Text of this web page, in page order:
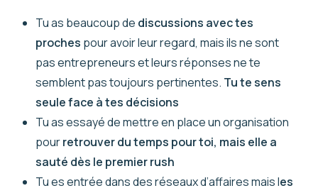
Tu as beaucoup de discussions avec tes
proches pour avoir leur regard, mais ils ne sont
pas entrepreneurs et leurs réponses ne te
semblent pas toujours pertinentes. Tu te sens
seule face à tes décisions
Tu as essayé de mettre en place un organisation
pourretrouver du temps pour toi, mais elle a
sauté dès le premier rush
Tu es entrée dans des réseaux d’affaires mais les